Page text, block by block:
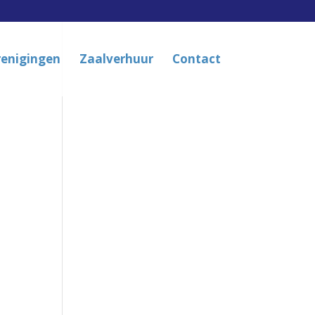
Zaalverhuur Contact